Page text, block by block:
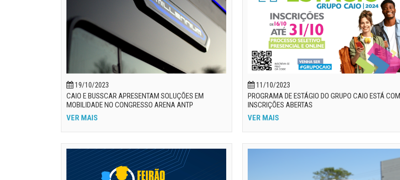
19/10/2023
CAIO E BUSSCAR APRESENTAM SOLUÇÕES EM
MOBILIDADE NO CONGRESSO ARENA ANTP
VER MAIS
11/10/2023
PROGRAMA DE ESTÁGIO DO GRUPO CAIO ESTÁ COM
INSCRIÇÕES ABERTAS
VER MAIS